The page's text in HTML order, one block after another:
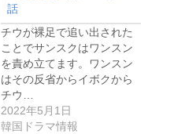
話
チウが裸足で追い出された
ことでサンスクはワンスン
を責め立てます。ワンスン
はその反省からイボクから
チウ…
2022年5月1日
韓国ドラマ情報